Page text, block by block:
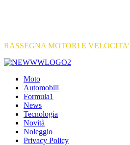
RASSEGNA MOTORI E VELOCITA'
Primary
Moto
Automobili
Formula1
News
Tecnologia
Novità
Noleggio
Privacy Policy